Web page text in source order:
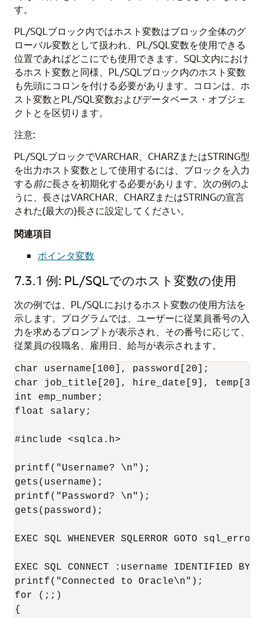
す。
PL/SQLブロック内ではホスト変数はブロック全体のグ
ローバル変数として扱われ、PL/SQL変数を使用できる
位置であればどこにでも使用できます。SQL文内におけ
るホスト変数と同様、PL/SQLブロック内のホスト変数
も先頭にコロンを付ける必要があります。コロンは、ホ
スト変数とPL/SQL変数およびデータベース・オブジェ
クトとを区切ります。
注意:
PL/SQLブロックでVARCHAR、CHARZまたはSTRING型
を出力ホスト変数として使用するには、ブロックを入力
する前に長さを初期化する必要があります。次の例のよ
うに、長さはVARCHAR、CHARZまたはSTRINGの宣言
された(最大の)長さに設定してください。
関連項目
ポインタ変数
7.3.1 例: PL/SQLでのホスト変数の使用
次の例では、PL/SQLにおけるホスト変数の使用方法を
示します。プログラムでは、ユーザーに従業員番号の入
力を求めるプロンプトが表示され、その番号に応じて、
従業員の役職名、雇用日、給与が表示されます。
char username[100], password[20];
char job_title[20], hire_date[9],
int emp_number;
float salary;
#include <sqlca.h>
printf("Username? \n");
gets(username);
printf("Password? \n");
gets(password);
EXEC SQL WHENEVER SQLERROR GOTO
EXEC SQL CONNECT :username IDENTIFIED
printf("Connected to Oracle\n");
for (;;)
{